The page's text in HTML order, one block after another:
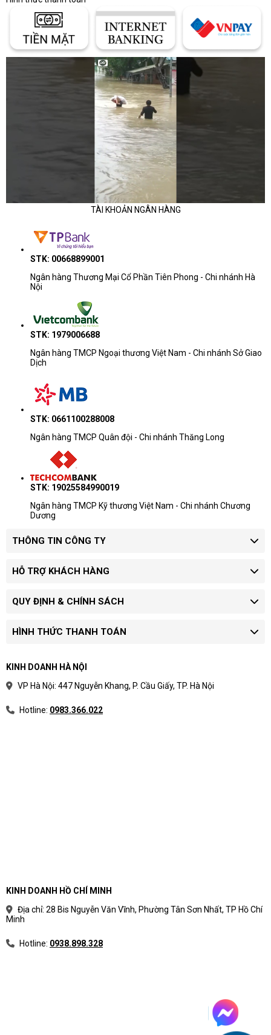
TÀI KHOẢN NGÂN HÀNG
STK: 00668899001
Ngân hàng Thương Mại Cổ Phần Tiên Phong - Chi nhánh Hà
Nội
STK: 1979006688
Ngân hàng TMCP Ngoại thương Việt Nam - Chi nhánh Sở Giao
Dịch
STK: 0661100288008
Ngân hàng TMCP Quân đội - Chi nhánh Thăng Long
STK: 19025584990019
Ngân hàng TMCP Kỹ thương Việt Nam - Chi nhánh Chương
Dương
THÔNG TIN CÔNG TY
HỖ TRỢ KHÁCH HÀNG
QUY ĐỊNH & CHÍNH SÁCH
HÌNH THỨC THANH TOÁN
KINH DOANH HÀ NỘI
VP Hà Nội: 447 Nguyễn Khang, P. Cầu Giấy, TP. Hà Nội
Hotline: 0983.366.022
KINH DOANH HỒ CHÍ MINH
Địa chỉ: 28 Bis Nguyễn Văn Vĩnh, Phường Tân Sơn Nhất, TP Hồ Chí
Minh
Hotline: 0938.898.328